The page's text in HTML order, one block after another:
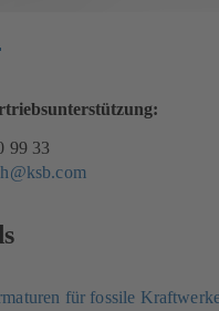
99 33
für fossile